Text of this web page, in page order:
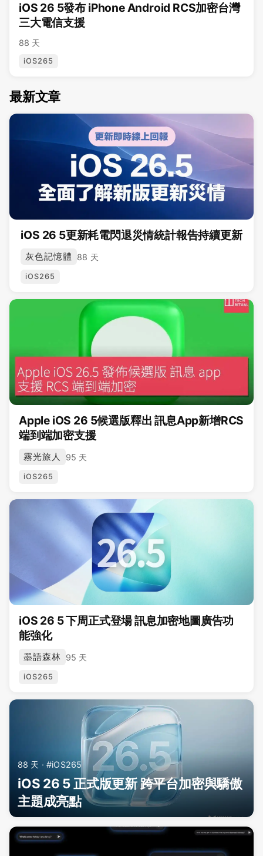
iOS 26 5發布 iPhone Android RCS加密台灣
三大電信支援
88 天
iOS265
最新文章
iOS 26 5更新耗電閃退災情統計報告持續更新
灰色記憶體 88 天
iOS265
Apple iOS 26 5候選版釋出 訊息App新增RCS
端到端加密支援
霧光旅人 95 天
iOS265
iOS 26 5 下周正式登場 訊息加密地圖廣告功
能強化
墨語森林 95 天
iOS265
88 天 · #iOS265
iOS 26 5 正式版更新 跨平台加密與驕傲
主題成亮點